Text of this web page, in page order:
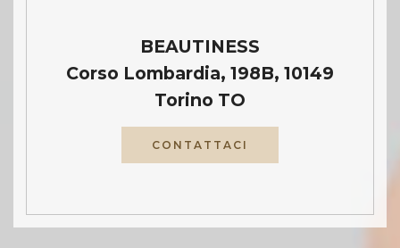
BEAUTINESS
Corso Lombardia, 198B, 10149
Torino TO
CONTATTACI